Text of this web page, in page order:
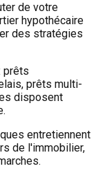
de votre
hypothécaire
des stratégies
prêts
prêts multi-
disposent
entretiennent
de l'immobilier,